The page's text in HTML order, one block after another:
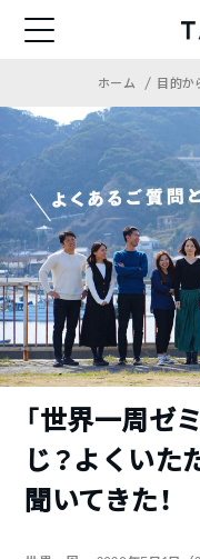
ホーム 目的か
「世界一周ゼ
じ？よくいた
聞いてきた！